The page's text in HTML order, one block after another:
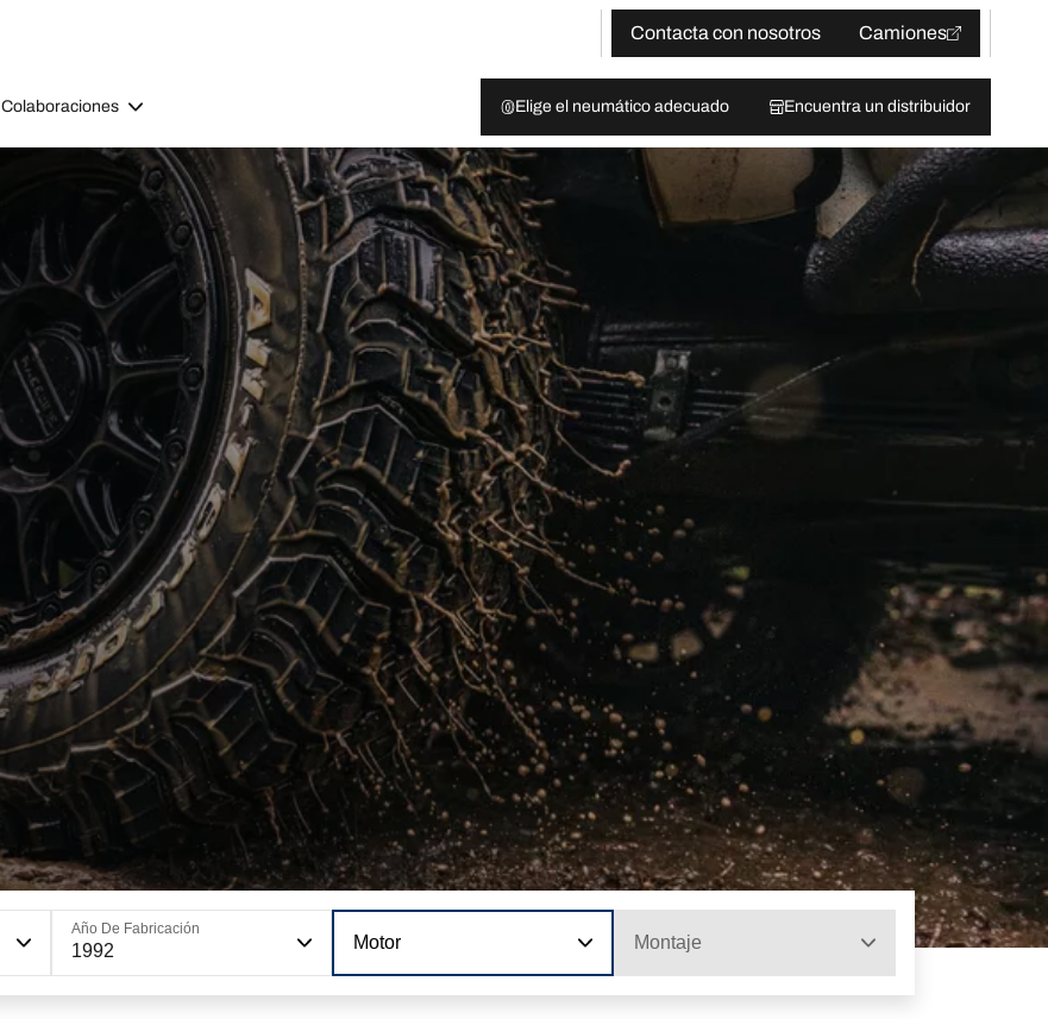
Contacta con nosotros
Camiones
Colaboraciones Elige el neumático adecuado Encuentra un distribuidor
Año De Fabricación
1992 Motor Montaje